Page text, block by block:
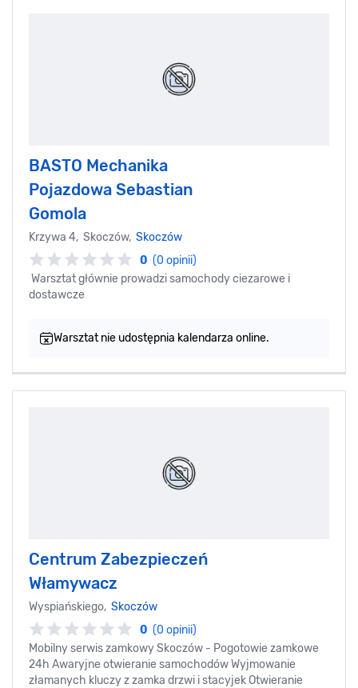
BASTO Mechanika
Pojazdowa Sebastian
Gomola
Krzywa 4, Skoczów, Skoczów
0 (0 opinii)
Warsztat głównie prowadzi samochody ciezarowe i
dostawcze
Warsztat nie udostępnia kalendarza online.
Centrum Zabezpieczeń
Włamywacz
Wyspiańskiego, Skoczów
0 (0 opinii)
Mobilny serwis zamkowy Skoczów - Pogotowie zamkowe
24h Awaryjne otwieranie samochodów Wyjmowanie
złamanych kluczy z zamka drzwi i stacyjek Otwieranie